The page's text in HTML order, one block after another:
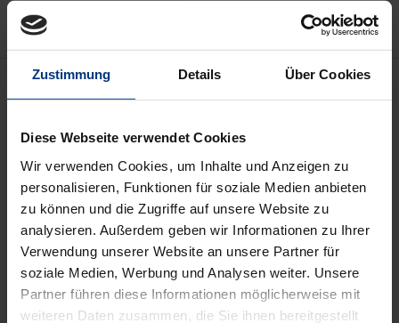
Zustimmung Details Über Cookies
Diese Webseite verwendet Cookies
Wir verwenden Cookies, um Inhalte und Anzeigen zu
personalisieren, Funktionen für soziale Medien anbieten
zu können und die Zugriffe auf unsere Website zu
analysieren. Außerdem geben wir Informationen zu Ihrer
Verwendung unserer Website an unsere Partner für
soziale Medien, Werbung und Analysen weiter. Unsere
Partner führen diese Informationen möglicherweise mit
weiteren Daten zusammen, die Sie ihnen bereitgestellt
Beschreibung
Bei seiner Einführung 2008 wurde das
Programm als „Einbahnstraße“ kritisiert. Im Jahr
2013 startete schließlich die Süd-Nord-Komponente,
die zu einem gleichberechtigten Austausch zwischen
den Partnern im Globalen Norden und Süden
beitragen soll. Doch lässt sich das Konzept des
Förderprogramms einfach umdrehen und dadurch
in eine Begegnung „auf Augenhöhe“ verwandeln?